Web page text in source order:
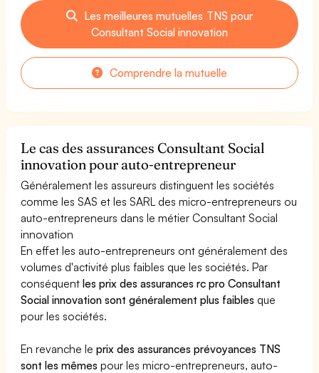
Les meilleures mutuelles TNS pour
Consultant Social innovation
Comprendre la mutuelle
Le cas des assurances Consultant Social
innovation pour auto-entrepreneur
Généralement les assureurs distinguent les sociétés
comme les SAS et les SARL des micro-entrepreneurs ou
auto-entrepreneurs dans le métier Consultant Social
innovation
En effet les auto-entrepreneurs ont généralement des
volumes d'activité plus faibles que les sociétés. Par
conséquentles prix des assurances rc pro Consultant
Social innovation sont généralement plus faibles que
pour les sociétés.
En revanche leprix des assurances prévoyances TNS
sont les mêmes pour les micro-entrepreneurs, auto-